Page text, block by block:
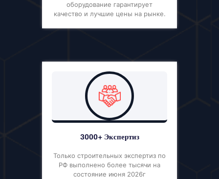
оборудование гарантирует
качество и лучшие цены на рынке.
3000+ Экспертиз
Только строительных экспертиз по
РФ выполнено более тысячи на
состояние июня 2026г